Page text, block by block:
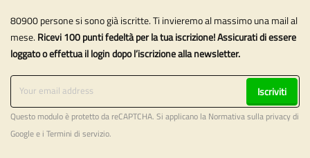
80900 persone si sono già iscritte. Ti invieremo al massimo una mail al
mese. Ricevi 100 punti fedeltà per la tua iscrizione! Assicurati di essere
loggato o effettua il login dopo l’iscrizione alla newsletter.
Iscriviti
Questo modulo è protetto da reCAPTCHA. Si applicano la Normativa sulla privacydi
Google e i Termini di servizio.